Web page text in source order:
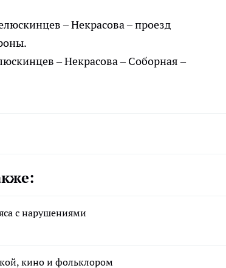
– Некрасова – проезд
– Некрасова – Соборная –
с нарушениями
кино и фольклором